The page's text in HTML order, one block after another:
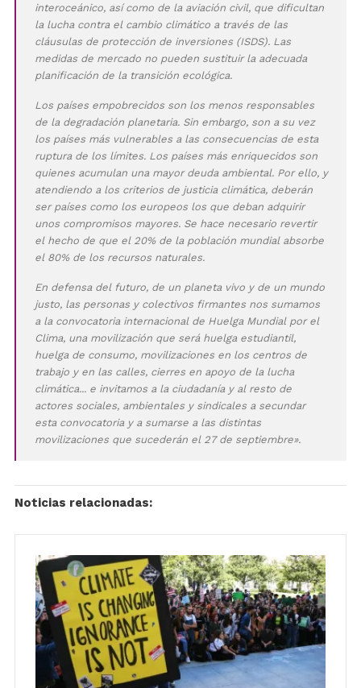
interoceánico, así como de la aviación civil, que dificultan
la lucha contra el cambio climático a través de las
cláusulas de protección de inversiones (ISDS). Las
medidas de mercado no pueden sustituir la adecuada
planificación de la transición ecológica.
Los países empobrecidos son los menos responsables
de la degradación planetaria. Sin embargo, son a su vez
los países más vulnerables a las consecuencias de esta
ruptura de los límites. Los países más enriquecidos son
quienes acumulan una mayor deuda ambiental. Por ello, y
atendiendo a los criterios de justicia climática, deberán
ser países como los europeos los que deban adquirir
unos compromisos mayores. Se hace necesario revertir
el hecho de que el 20% de la población mundial absorbe
el 80% de los recursos naturales.
En defensa del futuro, de un planeta vivo y de un mundo
justo, las personas y colectivos firmantes nos sumamos
a la convocatoria internacional de Huelga Mundial por el
Clima, una movilización que será huelga estudiantil,
huelga de consumo, movilizaciones en los centros de
trabajo y en las calles, cierres en apoyo de la lucha
climática... e invitamos a la ciudadanía y al resto de
actores sociales, ambientales y sindicales a secundar
esta convocatoria y a sumarse a las distintas
movilizaciones que sucederán el 27 de septiembre».
Noticias relacionadas: